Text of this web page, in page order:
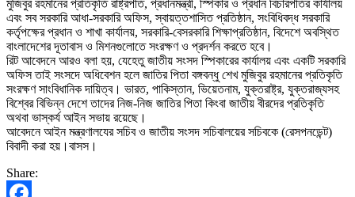
মুজিবুর রহমানের প্রতিকৃতি রাষ্ট্রপতি, প্রধানমন্ত্রী, স্পিকার ও প্রধান বিচারপতির কার্যালয়
এবং সব সরকারি আধা-সরকারি অফিস, স্বায়ত্তশাসিত প্রতিষ্ঠান, সংবিধিবদ্ধ সরকারি
কর্তৃপক্ষের প্রধান ও শাখা কার্যালয়, সরকারি-বেসরকারি শিক্ষাপ্রতিষ্ঠান, বিদেশে অবস্থিত
বাংলাদেশের দূতাবাস ও মিশনগুলোতে সংরক্ষণ ও প্রদর্শন করতে হবে।
রিট আবেদনে আরও বলা হয়, যেহেতু জাতীয় সংসদ স্পিকারের কার্যালয় এবং একটি সরকারি
অফিস তাই সংসদে অধিবেশন হলে জাতির পিতা বঙ্গবন্ধু শেখ মুজিবুর রহমানের প্রতিকৃতি
সংরক্ষণ সাংবিধানিক দায়িত্ব। ভারত, পাকিস্তান, ভিয়েতনাম, যুক্তরাষ্ট্র, যুক্তরাজ্যসহ
বিশ্বের বিভিন্ন দেশে তাদের নিজ-নিজ জাতির পিতা কিংবা জাতীয় বীরদের প্রতিকৃতি
অথবা ভাস্কর্য আইন সভায় রয়েছে।
আবেদনে আইন মন্ত্রণালযের সচিব ও জাতীয় সংসদ সচিবালয়ের সচিবকে (রেসপনডেন্ট)
বিবাদী করা হয়।বাসস।
Share: